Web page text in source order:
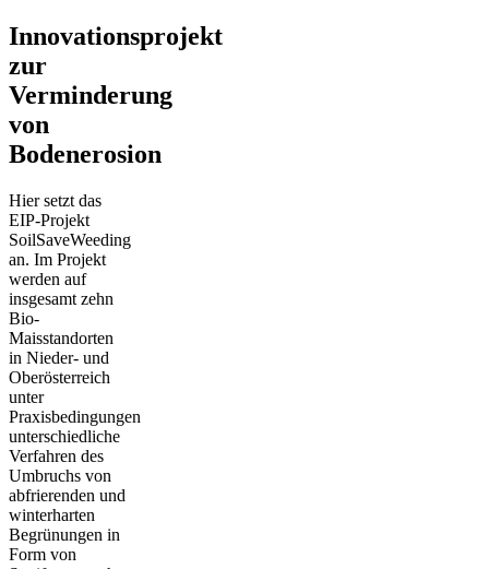
Innovationsprojekt
zur
Verminderung
von
Bodenerosion
Hier setzt das
EIP-Projekt
SoilSaveWeeding
an. Im Projekt
werden auf
insgesamt zehn
Bio-
Maisstandorten
in Nieder- und
Oberösterreich
unter
Praxisbedingungen
unterschiedliche
Verfahren des
Umbruchs von
abfrierenden und
winterharten
Begrünungen in
Form von